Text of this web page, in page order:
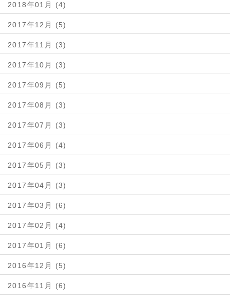
2018年01月 (4)
2017年12月 (5)
2017年11月 (3)
2017年10月 (3)
2017年09月 (5)
2017年08月 (3)
2017年07月 (3)
2017年06月 (4)
2017年05月 (3)
2017年04月 (3)
2017年03月 (6)
2017年02月 (4)
2017年01月 (6)
2016年12月 (5)
2016年11月 (6)